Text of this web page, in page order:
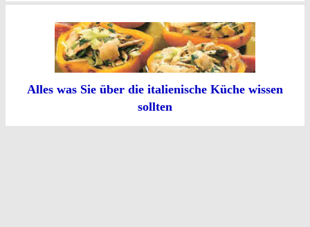
Alles was Sie über die italienische Küche wissen
sollten